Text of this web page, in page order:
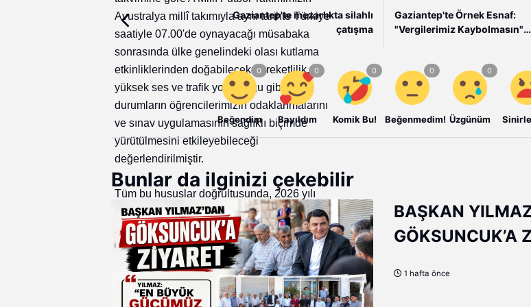
Avustralya millî takımıyla aynı tarihte Türkiye
saatiyle 07.00'de oynayacağı müsabaka
sonrasında ülke genelindeki olası kutlama
etkinliklerinden doğabilecek hareketlilik,
yüksek ses ve trafik yoğunluğu gibi
durumların öğrencilerimizin odaklanmalarını
ve sınav uygulamasının sağlıklı biçimde
yürütülmesini etkileyebileceği
değerlendirilmiştir.
Tüm bu hususlar doğrultusunda, 2026 yılı
LGS kapsamındaki merkezî sınavın, 13
Haziran 2026 Cumartesi günü yapılması
kararlaştırılmıştır.
Merkezî sınavda yer alan oturum saatlerinde
herhangi bir değişiklik yapılmamış olup
Gaziantep'te mezarlıkta silahlı
çatışma
Gaziantep'te Örnek Esnaf:
"Vergilerimiz Kaybolmasın"
Beğendim Bayıldım Komik Bu! Beğenmedim! Üzgünüm
Bunlar da ilginizi çekebilir
BAŞKAN
GÖKSUNCUK’A
1 hafta önce